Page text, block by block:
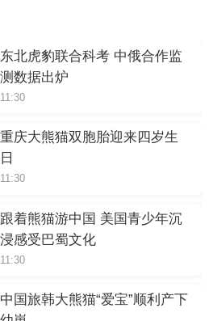
东北虎豹联合科考 中俄合作监
测数据出炉
11:30
重庆大熊猫双胞胎迎来四岁生
日
11:30
跟着熊猫游中国 美国青少年沉
浸感受巴蜀文化
11:30
中国旅韩大熊猫“爱宝”顺利产下